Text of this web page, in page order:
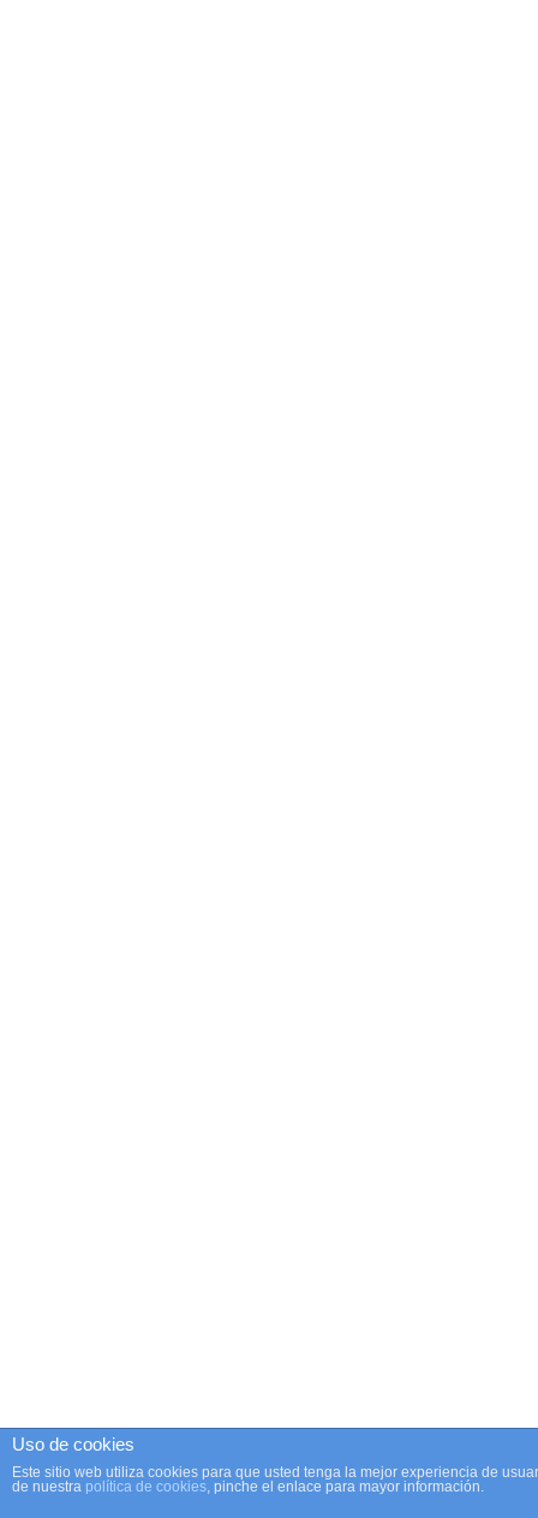
Uso de cookies
Este sitio web utiliza cookies para que usted tenga la mejor experiencia de
de nuestra política de cookies, pinche el enlace para mayor información.